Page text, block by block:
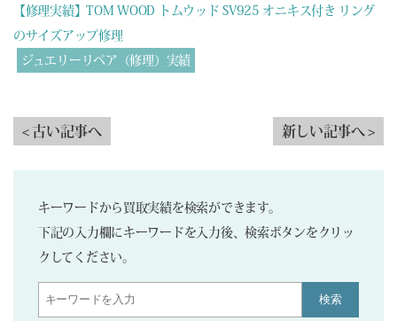
【修理実績】TOM WOOD トムウッド SV925 オニキス付き リング
のサイズアップ修理
ジュエリーリペア（修理）実績
< 古い記事へ 新しい記事へ >
キーワードから買取実績を検索ができます。
下記の入力欄にキーワードを入力後、検索ボタンをクリッ
クしてください。
検索